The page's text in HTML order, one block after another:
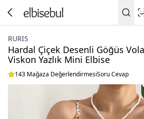
RURIS
Hardal Çiçek Desenli Göğüs
Viskon Yazlık Mini Elbise
143 Mağaza DeğerlendirmesiSoru Cevap